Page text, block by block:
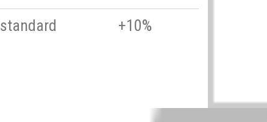
standard +10%